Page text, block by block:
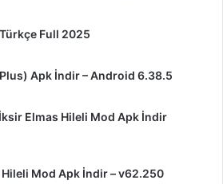
Full 2025
Apk İndir – Android 6.38.5
Elmas Hileli Mod Apk İndir
Mod Apk İndir – v62.250